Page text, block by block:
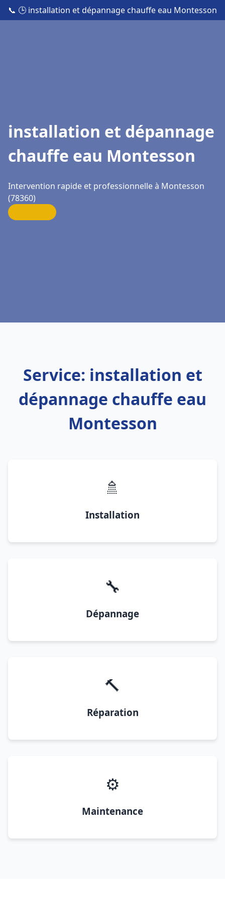
📞 🕒 installation et dépannage chauffe eau Montesson
installation et dépannage
chauffe eau Montesson
Intervention rapide et professionnelle à Montesson
(78360)
Service: installation et
dépannage chauffe eau
Montesson
🚿
Installation
🔧
Dépannage
🔨
Réparation
⚙️
Maintenance